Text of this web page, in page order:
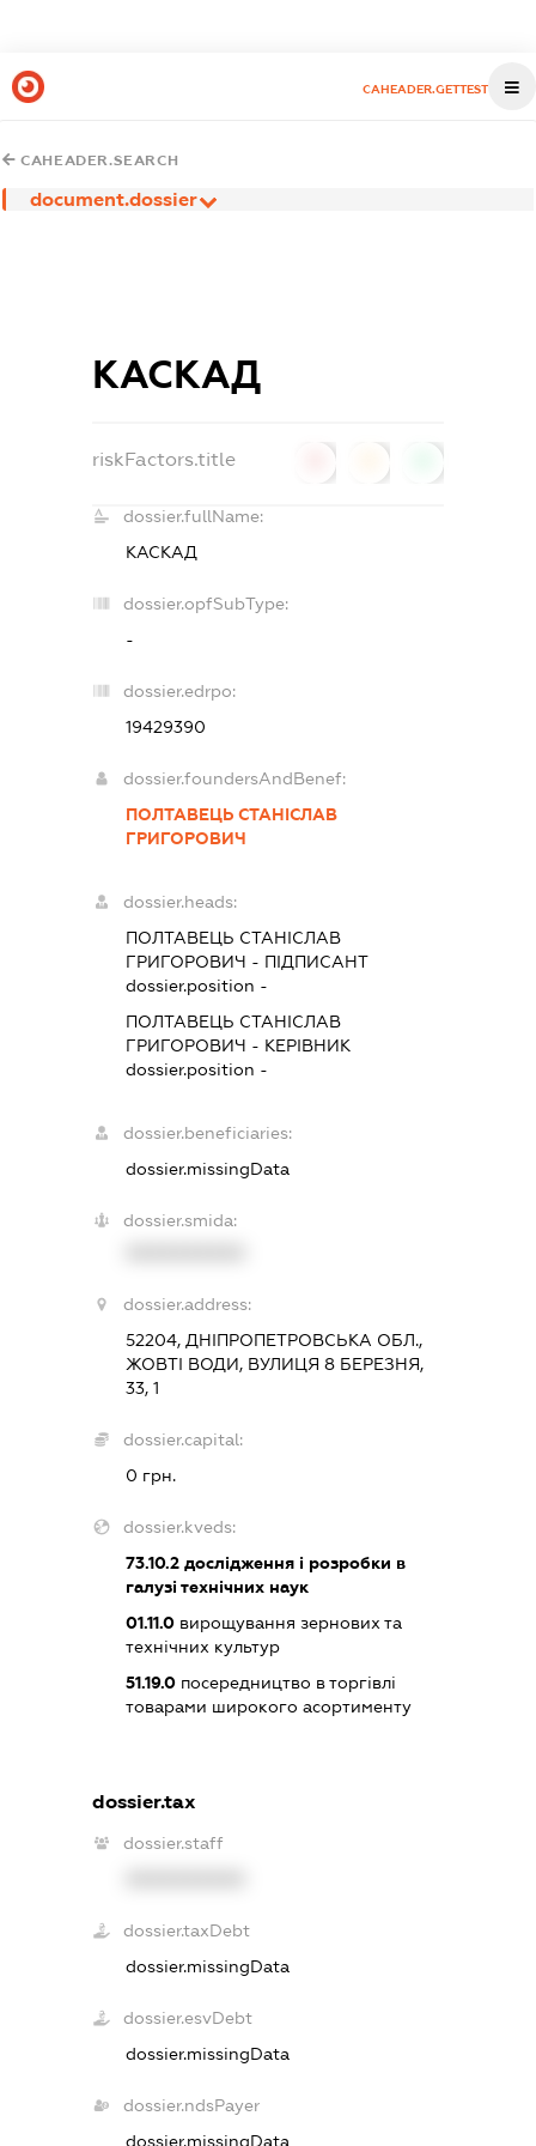
CAHEADER.GETTEST
CAHEADER.SEARCH
document.dossier
КАСКАД
riskFactors.title
dossier.fullName:
КАСКАД
dossier.opfSubType:
-
dossier.edrpo:
19429390
dossier.foundersAndBenef:
ПОЛТАВЕЦЬ СТАНІСЛАВ
ГРИГОРОВИЧ
dossier.heads:
ПОЛТАВЕЦЬ СТАНІСЛАВ
ГРИГОРОВИЧ - ПІДПИСАНТ
dossier.position -
ПОЛТАВЕЦЬ СТАНІСЛАВ
ГРИГОРОВИЧ - КЕРІВНИК
dossier.position -
dossier.beneficiaries:
dossier.missingData
dossier.smida:
dossier.address:
52204, ДНІПРОПЕТРОВСЬКА ОБЛ.,
ЖОВТІ ВОДИ, ВУЛИЦЯ 8 БЕРЕЗНЯ,
33, 1
dossier.capital:
0 грн.
dossier.kveds:
73.10.2 дослідження і розробки в
галузі технічних наук
01.11.0 вирощування зернових та
технічних культур
51.19.0 посередництво в торгівлі
товарами широкого асортименту
dossier.tax
dossier.staff
dossier.taxDebt
dossier.missingData
dossier.esvDebt
dossier.missingData
dossier.ndsPayer
dossier.missingData